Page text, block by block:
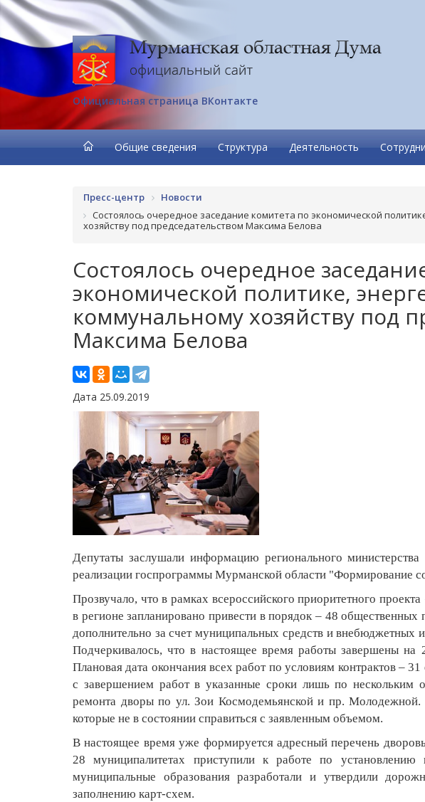
Официальная страница ВКонтакте
Общие сведения Структура Деятельность
Пресс-центр
Новости
Состоялось очередное заседание комитета по экономической
хозяйству под председательством Максима Белова
Состоялось очередное
экономической политике,
коммунальному хозяйству под
Максима Белова
Дата 25.09.2019
Депутаты заслушали информацию регионального министерства
реализации госпрограммы Мурманской области "Формирование
Прозвучало, что в рамках всероссийского приоритетного
в регионе запланировано привести в порядок – 48
дополнительно за счет муниципальных средств и внебюджетных
Подчеркивалось, что в настоящее время работы завершены
Плановая дата окончания всех работ по условиям контрактов –
с завершением работ в указанные сроки лишь по
ремонта дворы по ул. Зои Космодемьянской и пр.
которые не в состоянии справиться с заявленным объемом.
В настоящее время уже формируется адресный перечень
28 муниципалитетах приступили к работе по установлению
муниципальные образования разработали и утвердили
заполнению карт-схем.